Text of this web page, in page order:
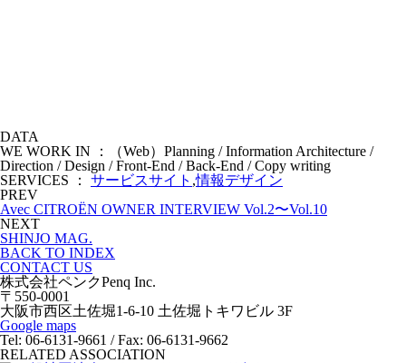
DATA
WE WORK IN ：（Web）Planning / Information Architecture /
Direction / Design / Front-End / Back-End / Copy writing
SERVICES ： サービスサイト ,情報デザイン
PREV
Avec CITROËN OWNER INTERVIEW Vol.2〜Vol.10
NEXT
SHINJO MAG.
BACK TO INDEX
CONTACT US
株式会社ペンクPenq Inc.
〒550-0001
大阪市西区土佐堀1-6-10 土佐堀トキワビル 3F
Google maps
Tel: 06-6131-9661 / Fax: 06-6131-9662
RELATED ASSOCIATION